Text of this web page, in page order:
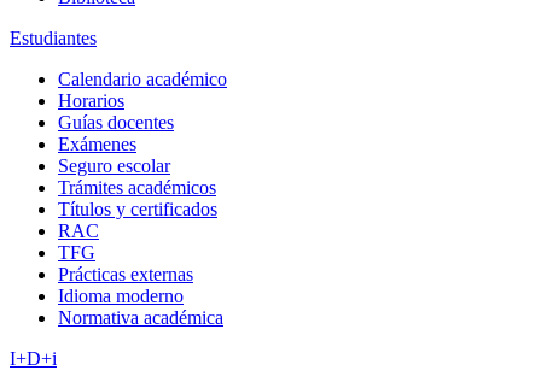
Estudiantes
Calendario académico
Horarios
Guías docentes
Exámenes
Seguro escolar
Trámites académicos
Títulos y certificados
RAC
TFG
Prácticas externas
Idioma moderno
Normativa académica
I+D+i